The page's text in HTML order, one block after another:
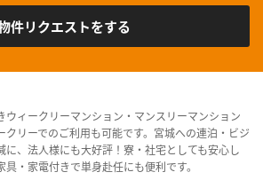
件リクエストをする
ウィークリーマンション・マンスリーマンション
リーでのご利用も可能です。宮城への連泊・ビジ
に、法人様にも大好評！寮・社宅としても安心し
・家電付きで単身赴任にも便利です。